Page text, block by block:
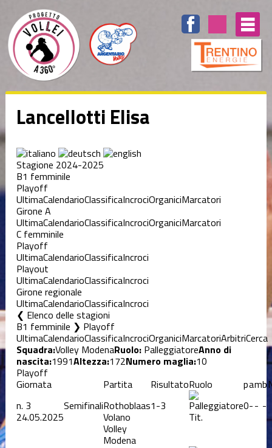
Lancellotti Elisa
Stagione 2024-2025
B1 femminile
Playoff
UltimaCalendarioClassificaIncrociOrganiciMarcatori
Girone A
UltimaCalendarioClassificaIncrociOrganiciMarcatori
C femminile
Playoff
UltimaCalendarioClassificaIncroci
Playout
UltimaCalendarioClassificaIncroci
Girone regionale
UltimaCalendarioClassificaIncroci
Elenco delle stagioni
B1 femminile ❯ Playoff
UltimaCalendarioClassificaIncrociOrganiciMarcatoriArbitriCerca
Squadra:Volley ModenaRuolo:PalleggiatoreAnno di
nascita:1991Altezza:172Numero maglia:10
Playoff
Giornata Partita RisultatoRuolo pamb
n. 3
24.05.2025
SemifinaliRothoblaas
Volano
Volley
Modena
1-3
Tit.
0-- -